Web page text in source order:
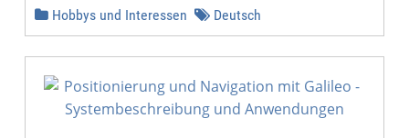
Hobbys und Interessen Deutsch